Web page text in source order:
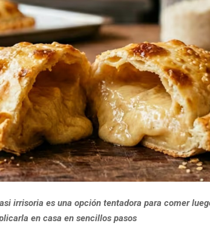
irrisoria es una opción tentadora para comer
en casa en sencillos pasos